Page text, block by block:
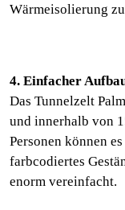
Wärmeisolierung
4. Einfacher
Das Tunnelzelt
und innerhalb von
Personen können
farbcodiertes
enorm vereinfacht.